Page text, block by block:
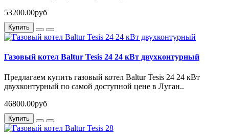
53200.00руб
Купить
Газовый котел Baltur Tesis 24 24 кВт двухконтурный
Предлагаем купить газовый котел Baltur Tesis 24 24 кВт
двухконтурный по самой доступной цене в Луган..
46800.00руб
Купить